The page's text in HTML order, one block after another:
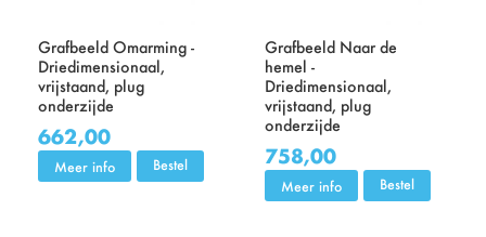
Grafbeeld Omarming -
Driedimensionaal,
vrijstaand, plug
onderzijde
662,00
Meer info Bestel
Grafbeeld Naar de
hemel -
Driedimensionaal,
vrijstaand, plug
onderzijde
758,00
Meer info Bestel